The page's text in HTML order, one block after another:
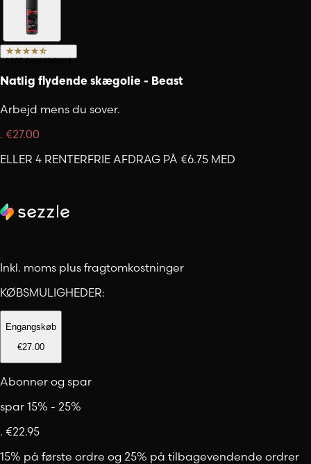
(106 Anmeldelser)
Natlig flydende skægolie - Beast
Arbejd mens du sover.
. €27.00
ELLER 4 RENTERFRIE AFDRAG PÅ €6.75 MED
Inkl. moms plus fragtomkostninger
KØBSMULIGHEDER:
Engangskøb
€27.00
Abonner og spar
spar 15% - 25%
. €22.95
15% på første ordre og 25% på tilbagevendende ordrer